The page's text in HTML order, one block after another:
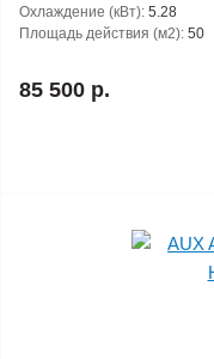
Охлаждение (кВт): 5.28
Площадь действия (м2): 50
85 500 р.